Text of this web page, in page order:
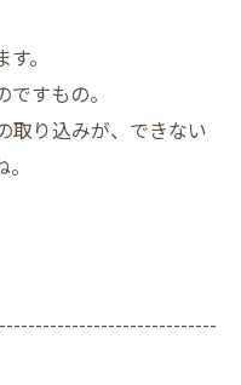
。
すもの。
取り込みが、できない